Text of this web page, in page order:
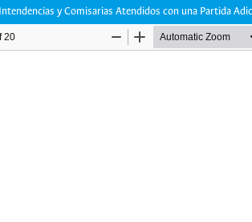
y Comisarias Atendidos con una Partida